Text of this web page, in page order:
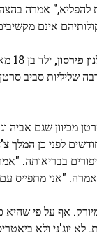
להפליא," אמרה
אינם
פירסון,
סביב סרטן
מכיוון שגם
המלך
בבריאותה.
"אני מתפייס
מיורק. אף על פי
לא יוג'ני ולא